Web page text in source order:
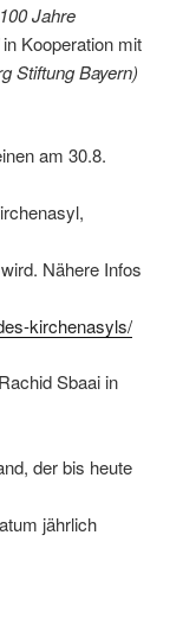
100 Jahre
in Kooperation mit
Stiftung Bayern)
am 30.8.
Nähere Infos
kirchenasyls/
Sbaai in
der bis heute
jährlich